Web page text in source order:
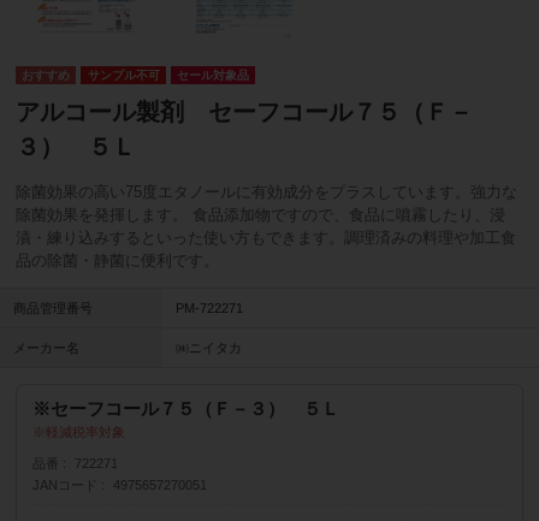
サンプル不可 セール対象品
アルコール製剤 セーフコール７５（Ｆ－
３） ５Ｌ
除菌効果の高い75度エタノールに有効成分をプラスしています。強力な
除菌効果を発揮します。 食品添加物ですので、食品に噴霧したり、浸
漬・練り込みするといった使い方もできます。調理済みの料理や加工食
品の除菌・静菌に便利です。
商品管理番号 PM-722271
メーカー名 ㈱ニイタカ
※セーフコール７５（Ｆ－３） ５Ｌ
軽減税率対象
品番
722271
JANコード
4975657270051